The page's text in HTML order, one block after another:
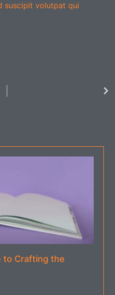
suscipit volutpat qui
to Crafting the